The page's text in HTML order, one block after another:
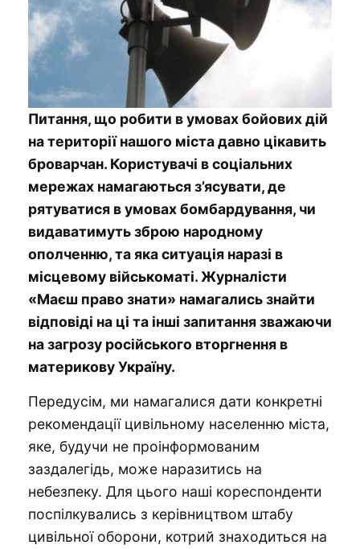
Питання, що робити в умовах бойових дій
на території нашого міста давно цікавить
броварчан. Користувачі в соціальних
мережах намагаються з’ясувати, де
рятуватися в умовах бомбардування, чи
видаватимуть зброю народному
ополченню, та яка ситуація наразі в
місцевому військоматі. Журналісти
«Маєш право знати» намагались знайти
відповіді на ці та інші запитання зважаючи
на загрозу російського вторгнення в
материкову Україну.
Передусім, ми намагалися дати конкретні
рекомендації цивільному населенню міста,
яке, будучи не проінформованим
заздалегідь, може наразитись на
небезпеку. Для цього наші кореспонденти
поспілкувались з керівництвом штабу
цивільної оборони, котрий знаходиться на